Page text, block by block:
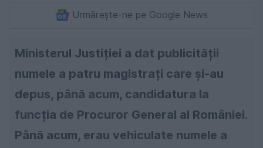
Urmărește-ne pe Google News
Ministerul Justiției a dat publicității
numele a patru magistrați care și-au
depus, până acum, candidatura la
funcția de Procuror General al României.
Până acum, erau vehiculate numele a